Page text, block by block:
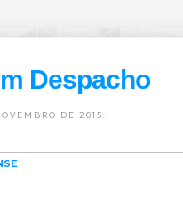
Despacho
DE 2015.